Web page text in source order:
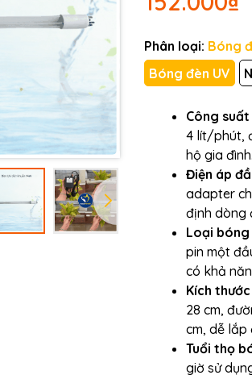
Phân loại: Bóng
Bóng đèn UV
Công suất
4 lít/phút,
hộ gia đình.
Điện áp
adapter
định dòng
Loại bóng
pin một
có khả
Kích
28 cm,
cm, dễ
Tuổi thọ
giờ sử
Mã giảm giá:
Ngày hết hạn:
Điều kiện: